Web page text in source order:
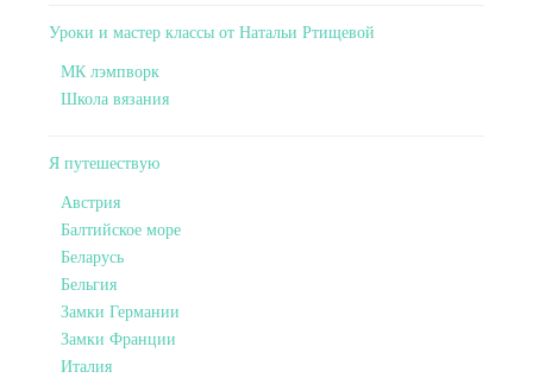
Уроки и мастер классы от Натальи Ртищевой
МК лэмпворк
Школа вязания
Я путешествую
Австрия
Балтийское море
Беларусь
Бельгия
Замки Германии
Замки Франции
Италия